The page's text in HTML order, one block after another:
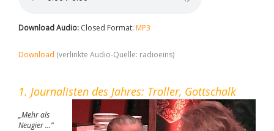
Download Audio: Closed Format: MP3
Download (verlinkte Audio-Quelle: radioeins)
1. Journalisten des Jahres: Troller, Gottschalk
„Mehr als
Neugier …“